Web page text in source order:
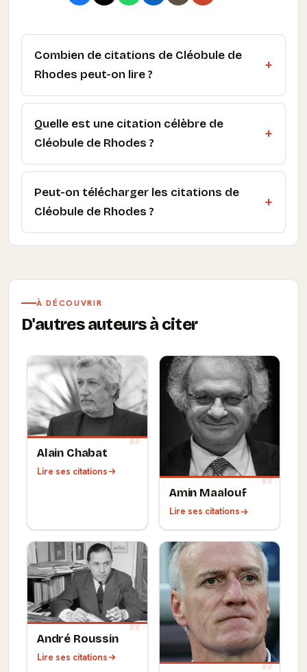
Combien de citations de Cléobule de
Rhodes peut-on lire ?
Quelle est une citation célèbre de
Cléobule de Rhodes ?
Peut-on télécharger les citations de
Cléobule de Rhodes ?
À DÉCOUVRIR
D'autres auteurs à citer
Alain Chabat
Lire ses citations
Amin Maalouf
Lire ses citations
André Roussin
Lire ses citations